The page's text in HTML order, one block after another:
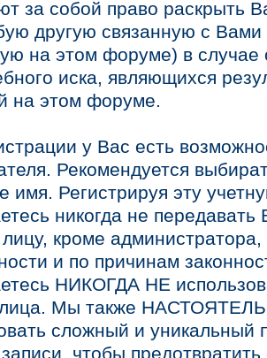
за собой право раскрыть
другую связанную с
на этом форуме) в
иска, являющихся
на этом форуме.
у Вас есть
Рекомендуется
имя. Регистрируя эту
никогда не
лицу, кроме
и по причинам
НИКОГДА НЕ
лица. Мы также
сложный и уникальный
чтобы предотвратить